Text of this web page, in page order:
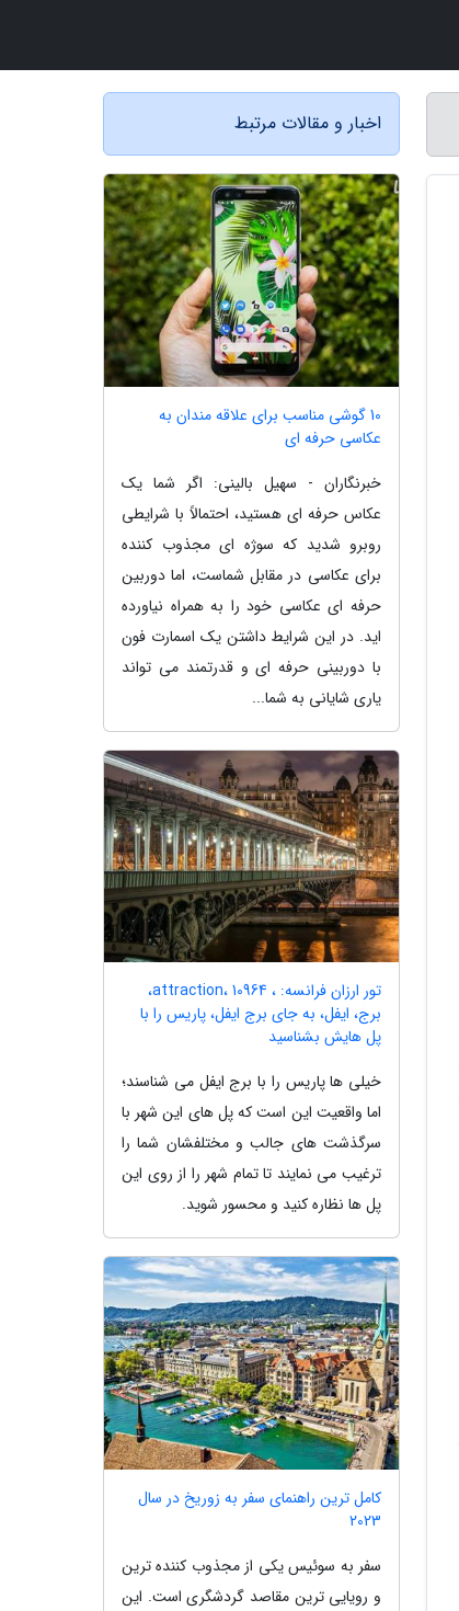
اخبار و مقالات مرتبط
10 گوشی مناسب برای علاقه مندان به
عکاسی حرفه ای
خبرنگاران - سهیل بالینی: اگر شما یک
عکاس حرفه ای هستید، احتمالاً با شرایطی
روبرو شدید که سوژه ای مجذوب کننده
برای عکاسی در مقابل شماست، اما دوربین
حرفه ای عکاسی خود را به همراه نیاورده
اید. در این شرایط داشتن یک اسمارت فون
با دوربینی حرفه ای و قدرتمند می تواند
یاری شایانی به شما...
تور ارزان فرانسه: ، attraction، 10964،
برج، ایفل، به جای برج ایفل، پاریس را با
پل هایش بشناسید
خیلی ها پاریس را با برج ایفل می شناسند؛
اما واقعیت این است که پل های این شهر با
سرگذشت های جالب و مختلفشان شما را
ترغیب می نمایند تا تمام شهر را از روی این
پل ها نظاره کنید و محسور شوید.
کامل ترین راهنمای سفر به زوریخ در سال
2023
سفر به سوئیس یکی از مجذوب کننده ترین
و رویایی ترین مقاصد گردشگری است. این